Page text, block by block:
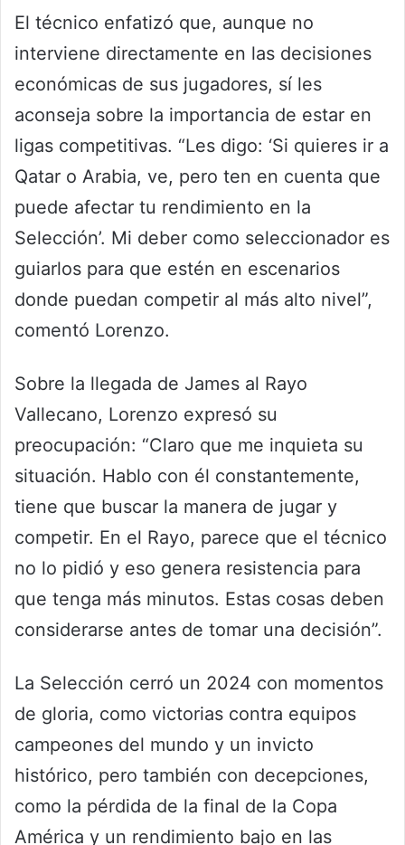
El técnico enfatizó que, aunque no
interviene directamente en las decisiones
económicas de sus jugadores, sí les
aconseja sobre la importancia de estar en
ligas competitivas. “Les digo: ‘Si quieres ir a
Qatar o Arabia, ve, pero ten en cuenta que
puede afectar tu rendimiento en la
Selección’. Mi deber como seleccionador es
guiarlos para que estén en escenarios
donde puedan competir al más alto nivel”,
comentó Lorenzo.
Sobre la llegada de James al Rayo
Vallecano, Lorenzo expresó su
preocupación: “Claro que me inquieta su
situación. Hablo con él constantemente,
tiene que buscar la manera de jugar y
competir. En el Rayo, parece que el técnico
no lo pidió y eso genera resistencia para
que tenga más minutos. Estas cosas deben
considerarse antes de tomar una decisión”.
La Selección cerró un 2024 con momentos
de gloria, como victorias contra equipos
campeones del mundo y un invicto
histórico, pero también con decepciones,
como la pérdida de la final de la Copa
América y un rendimiento bajo en las